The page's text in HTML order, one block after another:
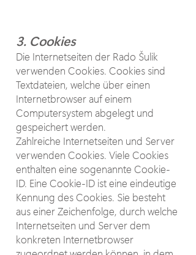
3. Cookies
Die Internetseiten der Rado Šulik
verwenden Cookies. Cookies sind
Textdateien, welche über einen
Internetbrowser auf einem
Computersystem abgelegt und
gespeichert werden.
Zahlreiche Internetseiten und Server
verwenden Cookies. Viele Cookies
enthalten eine sogenannte Cookie-
ID. Eine Cookie-ID ist eine eindeutige
Kennung des Cookies. Sie besteht
aus einer Zeichenfolge, durch welche
Internetseiten und Server dem
konkreten Internetbrowser